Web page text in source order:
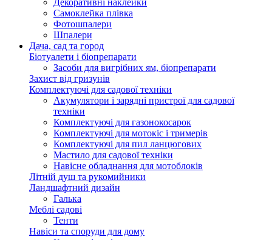
Декоративні наклейки
Самоклейка плівка
Фотошпалери
Шпалери
Дача, сад та город
Біотуалети і біопрепарати
Засоби для вигрібних ям, біопрепарати
Захист від гризунів
Комплектуючі для садової техніки
Акумулятори і зарядні пристрої для садової
техніки
Комплектуючі для газонокосарок
Комплектуючі для мотокіс і тримерів
Комплектуючі для пил ланцюгових
Мастило для садової техніки
Навісне обладнання для мотоблоків
Літній душ та рукомийники
Ландшафтний дизайн
Галька
Меблі садові
Тенти
Навіси та споруди для дому